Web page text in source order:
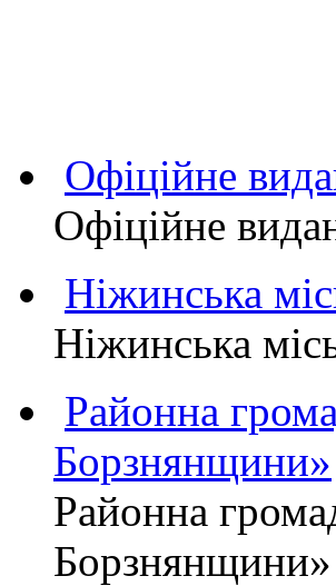
Офіційне
Офіційне
Ніжинська
Ніжинська
Районна
Борзнянщини»
Районна
Борзнянщини»